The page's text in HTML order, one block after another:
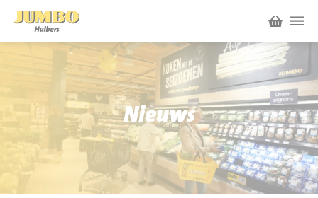
Winkels
P.W.A. Park
Bruïneplein
Nieuws
Acties
Nieuws